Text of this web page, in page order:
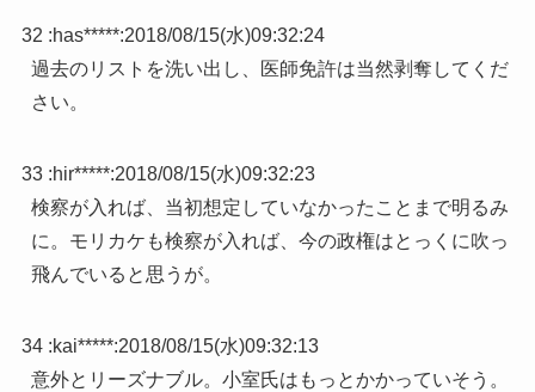
32 :has*****:2018/08/15(水)09:32:24
過去のリストを洗い出し、医師免許は当然剥奪してくだ
さい。
33 :hir*****:2018/08/15(水)09:32:23
検察が入れば、当初想定していなかったことまで明るみ
に。モリカケも検察が入れば、今の政権はとっくに吹っ
飛んでいると思うが。
34 :kai*****:2018/08/15(水)09:32:13
意外とリーズナブル。小室氏はもっとかかっていそう。